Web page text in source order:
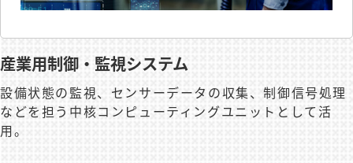
産業用制御・監視システム
設備状態の監視、センサーデータの収集、制御信号処理
などを担う中核コンピューティングユニットとして活
用。